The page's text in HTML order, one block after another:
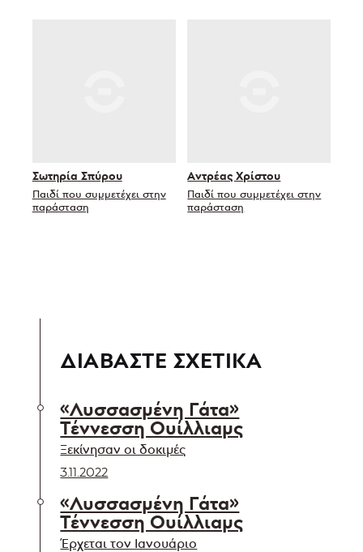
Σωτηρία Σπύρου
Παιδί που συμμετέχει στην
παράσταση
Αντρέας Χρίστου
Παιδί που συμμετέχει στην
παράσταση
ΔΙΑΒΑΣΤΕ ΣΧΕΤΙΚΑ
«Λυσσασμένη Γάτα»
Τέννεσση Ουίλλιαμς
Ξεκίνησαν οι δοκιμές
3.11.2022
«Λυσσασμένη Γάτα»
Τέννεσση Ουίλλιαμς
Έρχεται τον Ιανουάριο